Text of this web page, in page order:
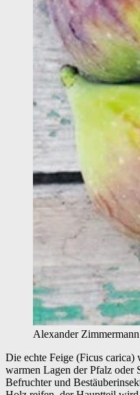
Alexander Zimmermann
Die echte Feige (Ficus carica)
warmen Lagen der Pfalz oder
Befruchter und